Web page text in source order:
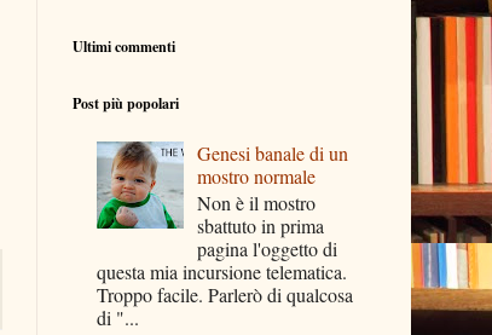
Ultimi commenti
Post più popolari
Genesi banale di un
mostro normale
Non è il mostro
sbattuto in prima
pagina l'oggetto di
questa mia incursione telematica.
Troppo facile. Parlerò di qualcosa
di "...